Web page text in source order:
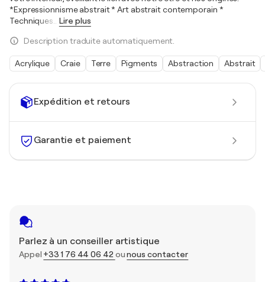
Expédition et retours
Garantie et paiement
Parlez à un conseiller artistique
Appel +33 1 76 44 06 42 ounous contacter
*Expressionnisme abstrait * Art abstrait contemporain *
Techniques
Lire plus
Description traduite automatiquement.
Acrylique Craie Terre Pigments Abstraction Abstrait